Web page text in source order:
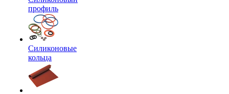
профиль
Силиконовые
кольца